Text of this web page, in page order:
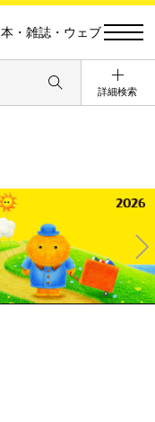
本・雑誌・ウェブ
詳細検索
Ne
xt